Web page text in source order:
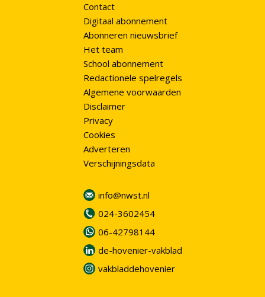
Contact
Digitaal abonnement
Abonneren nieuwsbrief
Het team
School abonnement
Redactionele spelregels
Algemene voorwaarden
Disclaimer
Privacy
Cookies
Adverteren
Verschijningsdata
info@nwst.nl
024-3602454
06-42798144
de-hovenier-vakblad
vakbladdehovenier